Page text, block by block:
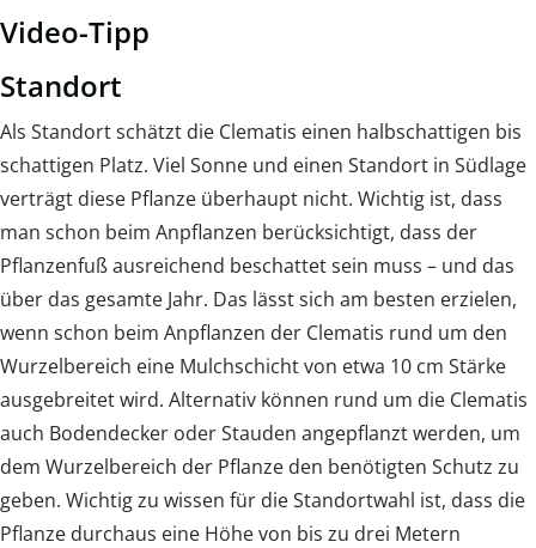
Video-Tipp
Standort
Als Standort schätzt die Clematis einen halbschattigen bis
schattigen Platz. Viel Sonne und einen Standort in Südlage
verträgt diese Pflanze überhaupt nicht. Wichtig ist, dass
man schon beim Anpflanzen berücksichtigt, dass der
Pflanzenfuß ausreichend beschattet sein muss – und das
über das gesamte Jahr. Das lässt sich am besten erzielen,
wenn schon beim Anpflanzen der Clematis rund um den
Wurzelbereich eine Mulchschicht von etwa 10 cm Stärke
ausgebreitet wird. Alternativ können rund um die Clematis
auch Bodendecker oder Stauden angepflanzt werden, um
dem Wurzelbereich der Pflanze den benötigten Schutz zu
geben. Wichtig zu wissen für die Standortwahl ist, dass die
Pflanze durchaus eine Höhe von bis zu drei Metern